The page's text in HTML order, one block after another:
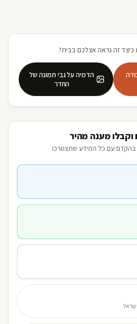
כיצד זה נראה אצלכם בבית?
הדמיה על גבי תמונה של
החדר
וקבלו מענה מהיר
בהקדם עם כל המידע שתצטרכו